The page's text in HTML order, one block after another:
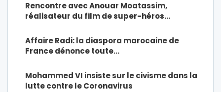
Rencontre avec Anouar Moatassim,
réalisateur du film de super-héros…
Affaire Radi: la diaspora marocaine de
France dénonce toute…
Mohammed VI insiste sur le civisme dans la
lutte contre le Coronavirus